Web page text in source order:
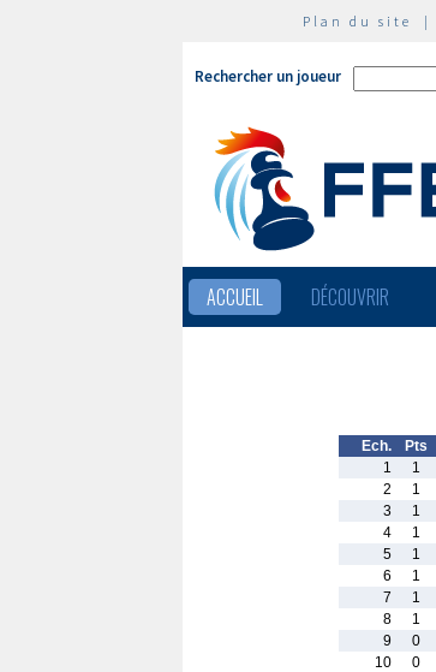
Plan du site |
Rechercher un joueur
ACCUEIL DÉCOUVRIR
Ech. Pts
1
1
2
1
3
1
4
1
5
1
6
1
7
1
8
1
9
0
10
0